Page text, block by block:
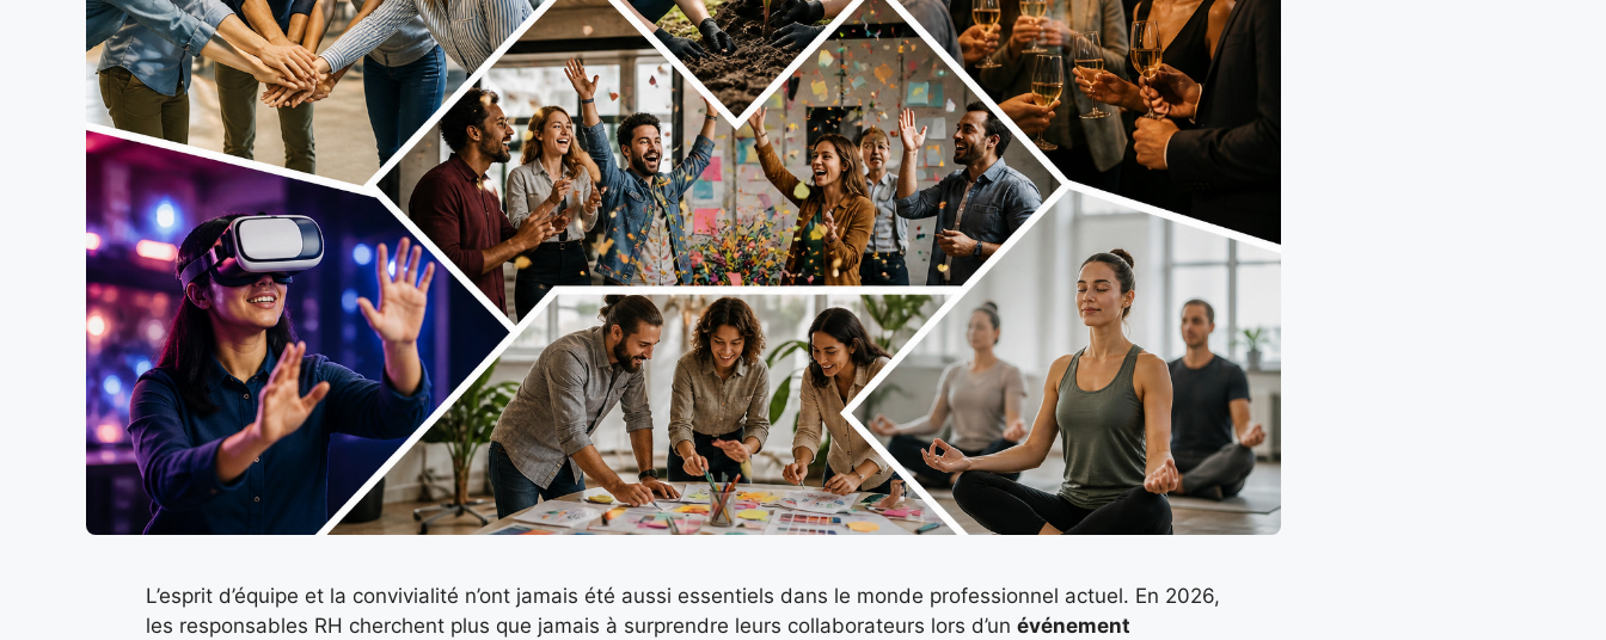
L’esprit d’équipe et la convivialité n’ont jamais été aussi essentiels dans le monde professionnel actuel. En 2026,
les responsables RH cherchent plus que jamais à surprendre leurs collaborateurs lors d’un événement